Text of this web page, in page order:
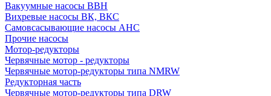
Вакуумные насосы ВВН
Вихревые насосы ВК, ВКС
Самовсасывающие насосы АНС
Прочие насосы
Мотор-редукторы
Червячные мотор - редукторы
Червячные мотор-редукторы типа NMRW
Редукторная часть
Червячные мотор-редукторы типа DRW